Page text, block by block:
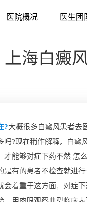
医院概况 医生团
上海白癜
?大概很多白癜风患者去
?现在稍作解释，白癜
够对症下药不然 怎么
有的患者不检查就进
着重于这方面，对症